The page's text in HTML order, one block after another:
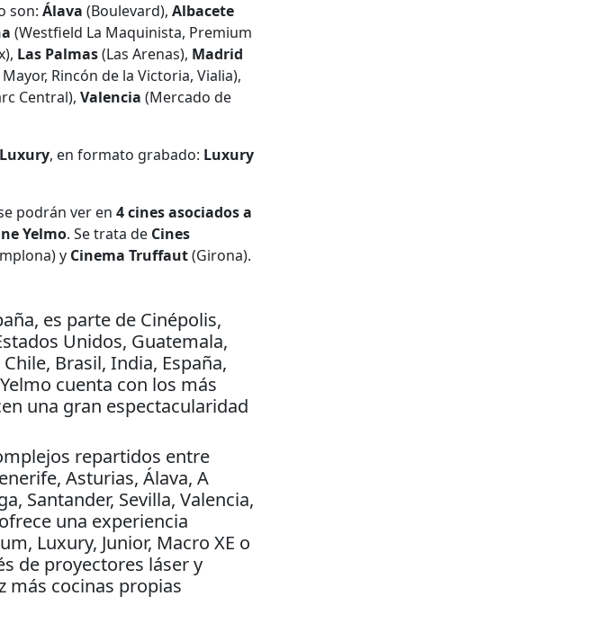
son: Álava (Boulevard), Albacete
(Westfield La Maquinista, Premium
Las Palmas(Las Arenas), Madrid
Rincón de la Victoria, Vialia),
Central), Valencia (Mercado de
, en formato grabado: Luxury
podrán ver en 4 cines asociados a
Yelmo. Se trata de Cines
y Cinema Truffaut(Girona).
es parte de Cinépolis,
Unidos, Guatemala,
Brasil, India, España,
cuenta con los más
una gran espectacularidad
repartidos entre
Asturias, Álava, A
Santander, Sevilla, Valencia,
una experiencia
Luxury, Junior, Macro XE o
de proyectores láser y
más cocinas propias